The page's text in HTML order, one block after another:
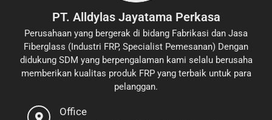
PT. Alldylas Jayatama Perkasa
Perusahaan yang bergerak di bidang Fabrikasi dan Jasa
Fiberglass (Industri FRP, Specialist Pemesanan) Dengan
didukung SDM yang berpengalaman kami selalu berusaha
memberikan kualitas produk FRP yang terbaik untuk para
pelanggan.
Office